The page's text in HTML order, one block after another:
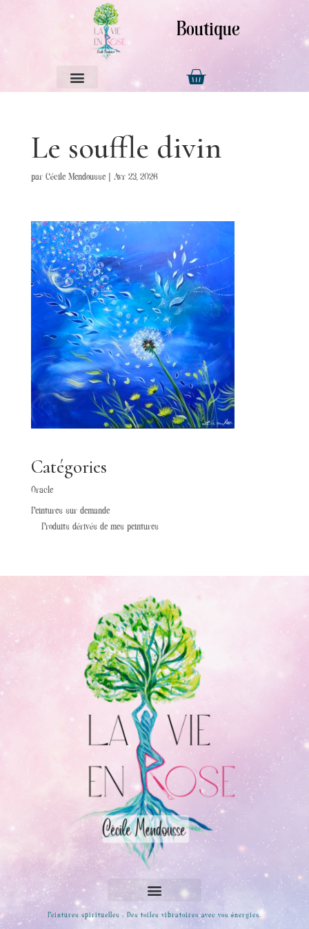
Boutique
Le souffle divin
par Cécile Mendousse| Avr 23, 2026
Catégories
Oracle
Peintures sur demande
Produits dérivés de mes peintures
Peintures spirituelles : Des toiles vibratoires avec vos énergies.